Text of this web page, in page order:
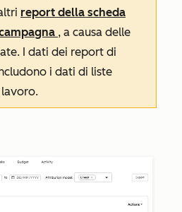
report della scheda
, a causa delle
I dati dei report di
i dati di liste